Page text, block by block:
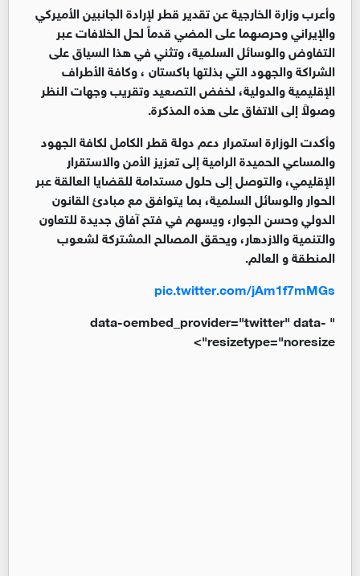
وأعرب وزارة الخارجية عن تقدير قطر لإرادة الجانبين الأميركي
والإيراني وحرصهما على المضي قدماً لحل الخلافات عبر
التفاوض والوسائل السلمية، وتثني في هذا السياق على
الشراكة والجهود التي بذلتها باكستان ، وكافة الأطراف
الإقليمية والدولية، لخفض التصعيد وتقريب وجهات النظر
وصولاً إلى الاتفاق على هذه المذكرة.
وأكدت الوزارة استمرار دعم دولة قطر الكامل لكافة الجهود
والمساعي الحميدة الرامية إلى تعزيز الأمن والاستقرار
الإقليمي، والتوصل إلى حلول مستدامة للقضايا العالقة عبر
الحوار والوسائل السلمية، بما يتوافق مع مبادئ القانون
الدولي وحسن الجوار، ويسهم في فتح آفاق جديدة للتعاون
والتنمية والازدهار، ويحقق المصالح المشتركة لشعوب
المنطقة و العالم.
pic.twitter.com/jAm1f7mMGs
" data-oembed_provider="twitter" data-
resizetype="noresize">